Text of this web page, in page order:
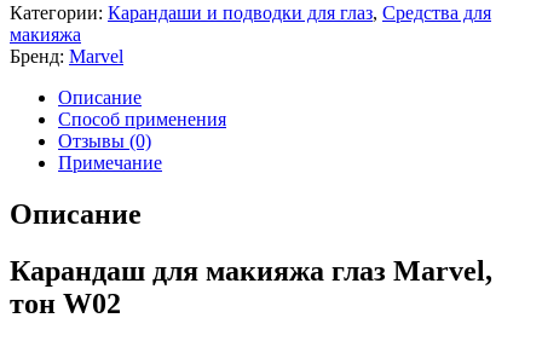
Категории: Карандаши и подводки для глаз, Средства для
макияжа
Бренд: Marvel
Описание
Способ применения
Отзывы (0)
Примечание
Описание
Карандаш для макияжа глаз Marvel,
тон W02